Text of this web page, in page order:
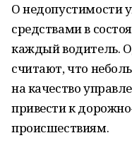
О недопустимости
средствами в
каждый водитель.
считают, что
на качество
привести к
происшествиям.